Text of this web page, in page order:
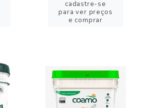
cadastre-se
para ver preços
e comprar